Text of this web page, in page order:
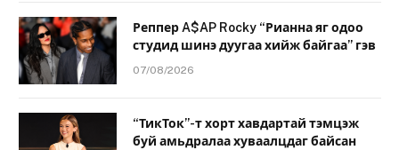
Реппер A$AP Rocky “Рианна яг одоо
студид шинэ дуугаа хийж байгаа” гэв
07/08/2026
“ТикТок”-т хорт хавдартай тэмцэж
буй амьдралаа хуваалцдаг байсан